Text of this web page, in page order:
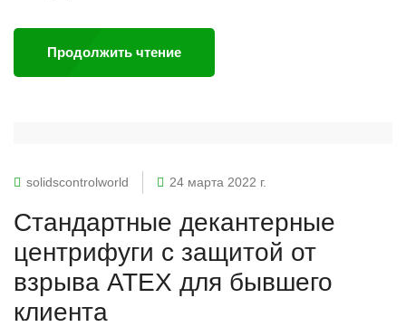
Продолжить чтение
solidscontrolworld 24 марта 2022 г.
Стандартные декантерные
центрифуги с защитой от
взрыва ATEX для бывшего
клиента